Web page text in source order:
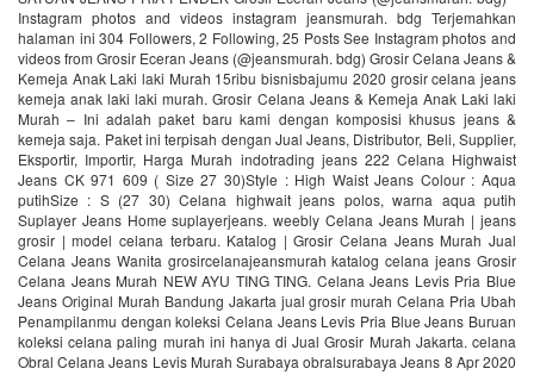
Instagram photos and videos instagram jeansmurah. bdg Terjemahkan
halaman ini 304 Followers, 2 Following, 25 Posts See Instagram photos and
videos from Grosir Eceran Jeans (@jeansmurah. bdg) Grosir Celana Jeans &
Kemeja Anak Laki laki Murah 15ribu bisnisbajumu 2020 grosir celana jeans
kemeja anak laki laki murah. Grosir Celana Jeans & Kemeja Anak Laki laki
Murah – Ini adalah paket baru kami dengan komposisi khusus jeans &
kemeja saja. Paket ini terpisah dengan Jual Jeans, Distributor, Beli, Supplier,
Eksportir, Importir, Harga Murah indotrading jeans 222 Celana Highwaist
Jeans CK 971 609 ( Size 27 30)Style : High Waist Jeans Colour : Aqua
putihSize : S (27 30) Celana highwait jeans polos, warna aqua putih
Suplayer Jeans Home suplayerjeans. weebly Celana Jeans Murah | jeans
grosir | model celana terbaru. Katalog | Grosir Celana Jeans Murah Jual
Celana Jeans Wanita grosircelanajeansmurah katalog celana jeans Grosir
Celana Jeans Murah NEW AYU TING TING. Celana Jeans Levis Pria Blue
Jeans Original Murah Bandung Jakarta jual grosir murah Celana Pria Ubah
Penampilanmu dengan koleksi Celana Jeans Levis Pria Blue Jeans Buruan
koleksi celana paling murah ini hanya di Jual Grosir Murah Jakarta. celana
Obral Celana Jeans Levis Murah Surabaya obralsurabaya Jeans 8 Apr 2020